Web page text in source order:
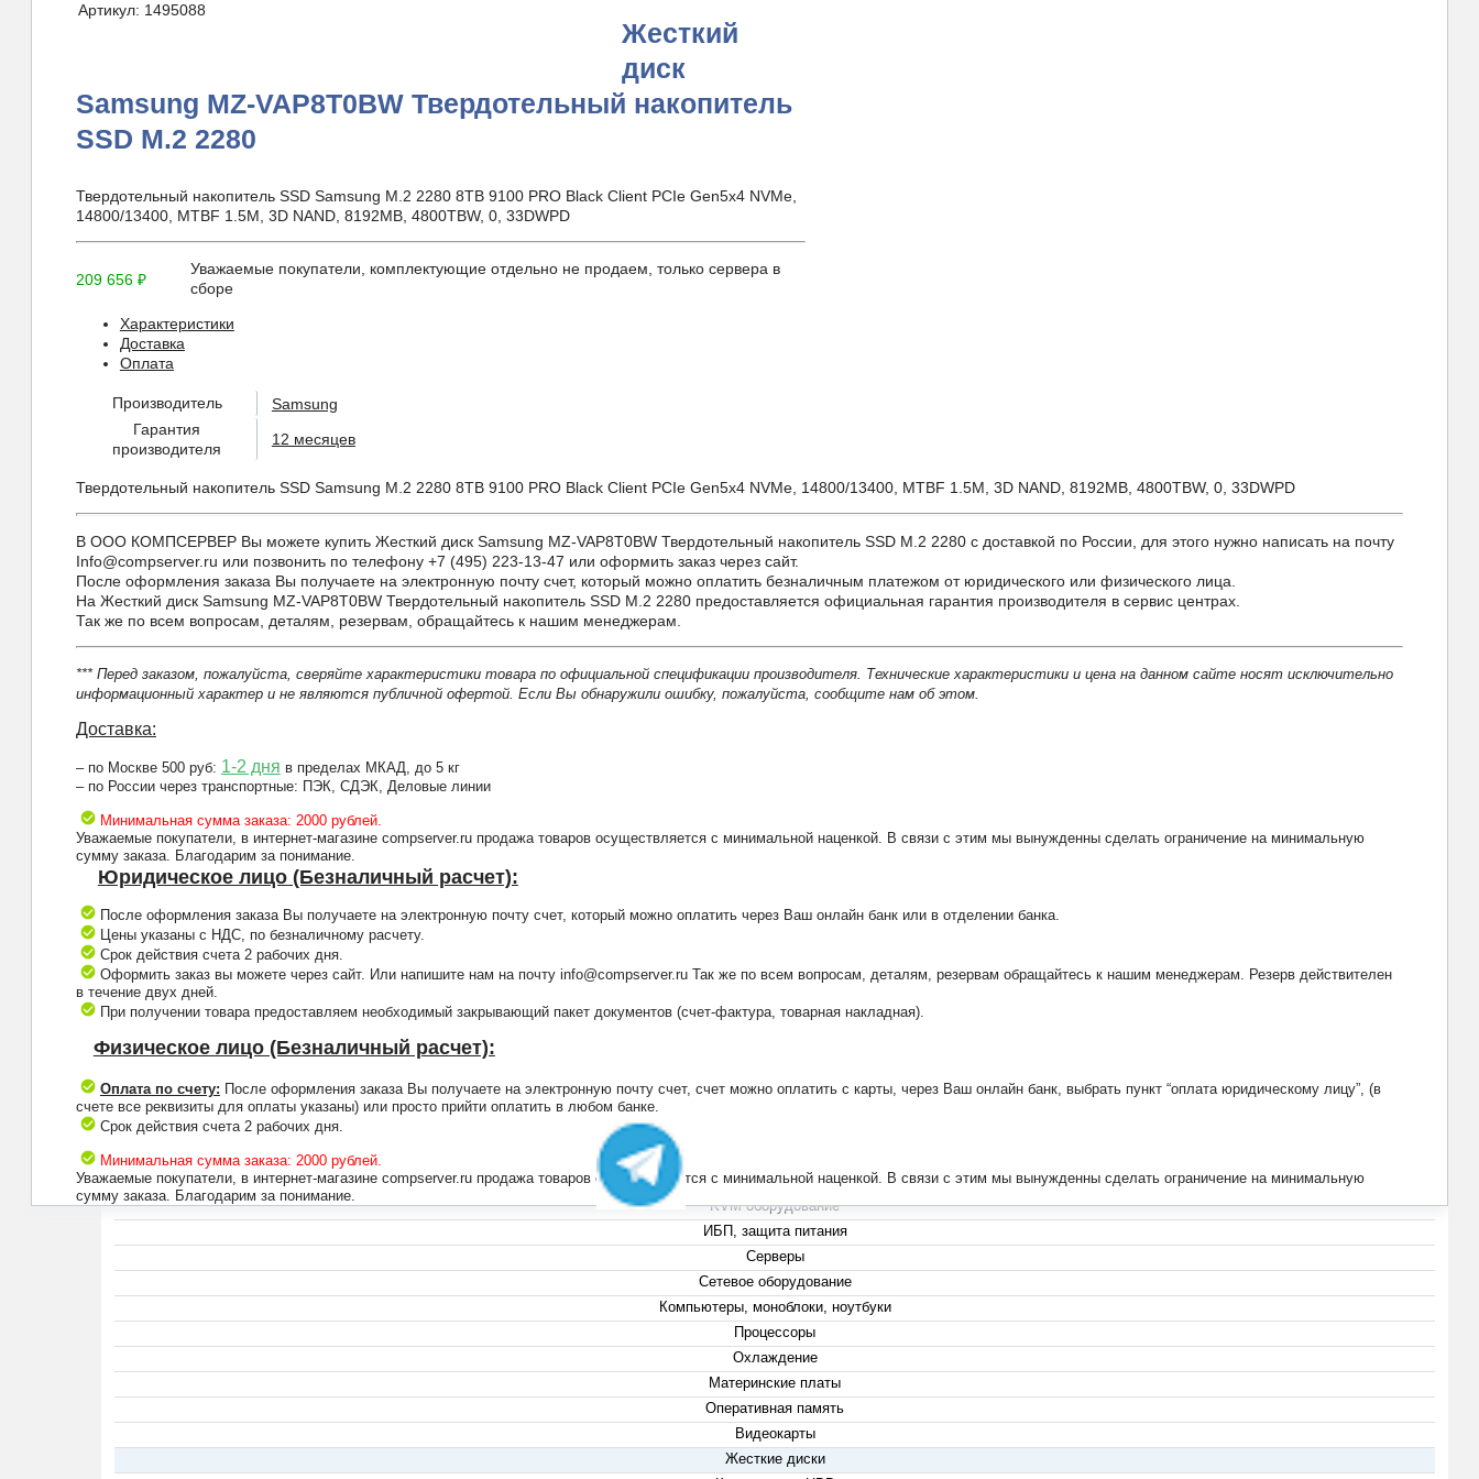
Артикул: 1495088
Жесткий
диск
Samsung MZ-VAP8T0BW Твердотельный накопитель
SSD M.2 2280
Твердотельный накопитель SSD Samsung M.2 2280 8TB 9100 PRO Black Client PCIe Gen5x4 NVMe,
14800/13400, MTBF 1.5M, 3D NAND, 8192MB, 4800TBW, 0, 33DWPD
209 656 ₽
Уважаемые покупатели, комплектующие отдельно не продаем, только сервера в
сборе
Характеристики
Доставка
Оплата
Производитель
Samsung
Гарантия
производителя
12 месяцев
Твердотельный накопитель SSD Samsung M.2 2280 8TB 9100 PRO Black Client PCIe Gen5x4 NVMe, 14800/13400, MTBF 1.5M, 3D NAND, 8192MB, 4800TBW, 0, 33DWPD
В ООО КОМПСЕРВЕР Вы можете купить Жесткий диск Samsung MZ-VAP8T0BW Твердотельный накопитель SSD M.2 2280 с доставкой по России, для этого нужно написать на почту
Info@compserver.ru или позвонить по телефону +7 (495) 223-13-47 или оформить заказ через сайт.
После оформления заказа Вы получаете на электронную почту счет, который можно оплатить безналичным платежом от юридического или физического лица.
На Жесткий диск Samsung MZ-VAP8T0BW Твердотельный накопитель SSD M.2 2280 предоставляется официальная гарантия производителя в сервис центрах.
Так же по всем вопросам, деталям, резервам, обращайтесь к нашим менеджерам.
*** Перед заказом, пожалуйста, сверяйте характеристики товара по официальной спецификации производителя. Технические характеристики и цена на данном сайте носят исключительно
информационный характер и не являются публичной офертой. Если Вы обнаружили ошибку, пожалуйста, сообщите нам об этом.
Доставка:
– по Москве 500 руб: 1-2 дня в пределах МКАД, до 5 кг
– по России через транспортные: ПЭК, СДЭК, Деловые линии
Минимальная сумма заказа: 2000 рублей.
Уважаемые покупатели, в интернет-магазине compserver.ru продажа товаров осуществляется с минимальной наценкой. В связи с этим мы вынужденны сделать ограничение на минимальную
сумму заказа. Благодарим за понимание.
Юридическое лицо (Безналичный расчет):
После оформления заказа Вы получаете на электронную почту счет, который можно оплатить через Ваш онлайн банк или в отделении банка.
Цены указаны с НДС, по безналичному расчету.
Срок действия счета 2 рабочих дня.
Оформить заказ вы можете через сайт. Или напишите нам на почту info@compserver.ru Так же по всем вопросам, деталям, резервам обращайтесь к нашим менеджерам. Резерв действителен
в течение двух дней.
При получении товара предоставляем необходимый закрывающий пакет документов (счет-фактура, товарная накладная).
Физическое лицо (Безналичный расчет):
Оплата по счету: После оформления заказа Вы получаете на электронную почту счет, счет можно оплатить с карты, через Ваш онлайн банк, выбрать пункт “оплата юридическому лицу”, (в
счете все реквизиты для оплаты указаны) или просто прийти оплатить в любом банке.
Срок действия счета 2 рабочих дня.
Минимальная сумма заказа: 2000 рублей.
Уважаемые покупатели, в интернет-магазине compserver.ru продажа товаров осуществляется с минимальной наценкой. В связи с этим мы вынужденны сделать ограничение на минимальную
сумму заказа. Благодарим за понимание.
+7 (495) 223-13-47
KVM оборудование
ИБП, защита питания
Серверы
Сетевое оборудование
Компьютеры, моноблоки, ноутбуки
Процессоры
Охлаждение
Материнские платы
Оперативная память
Видеокарты
Жесткие диски